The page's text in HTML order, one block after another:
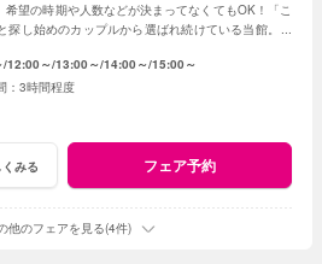
希望の時期や人数などが決まってなくてもOK！「こ
探し始めのカップルから選ばれ続けている当館。お
12:00～ 13:00～ 14:00～ 15:00～
3時間程度
みる フェア予約
他のフェアを見る(4件)